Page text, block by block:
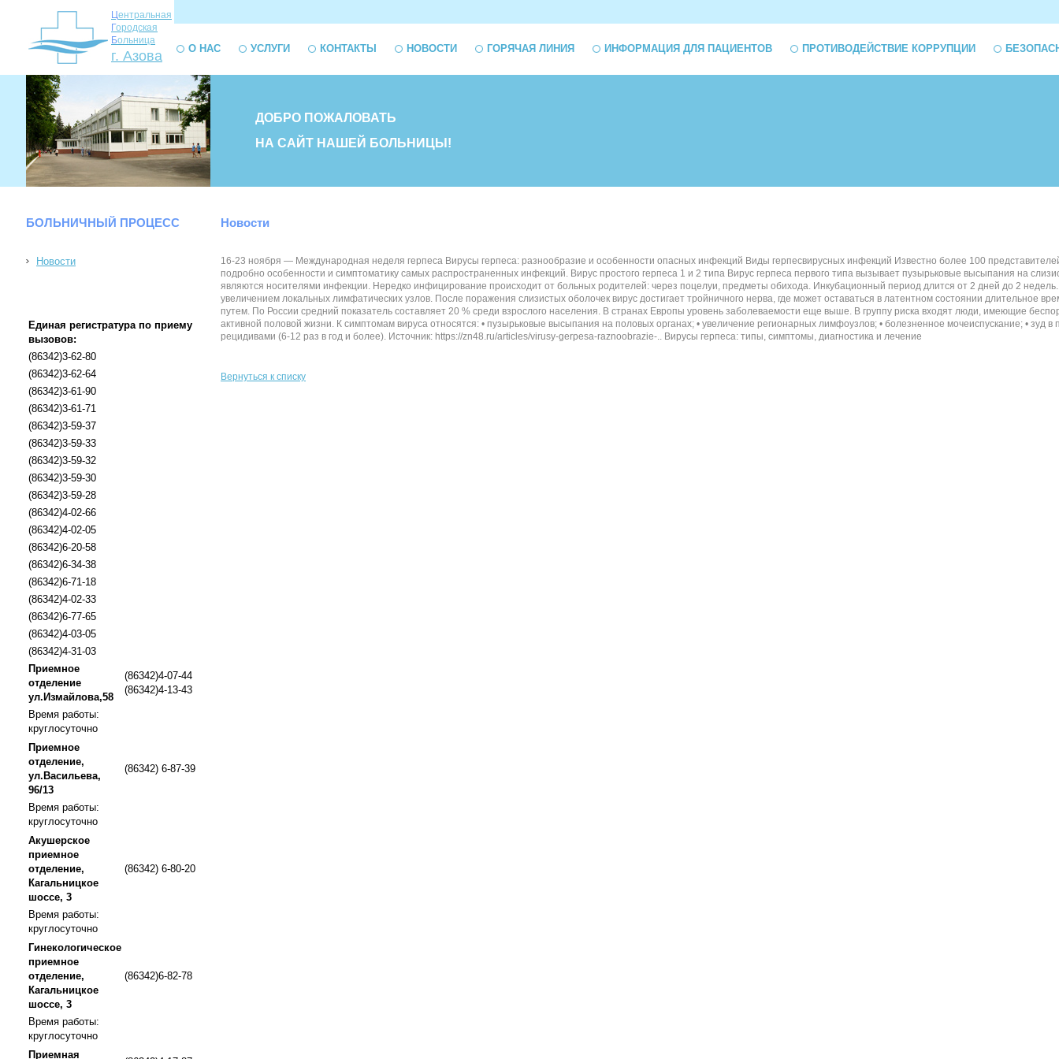
Центральная
Городская
Больница
г. Азова О НАС УСЛУГИ КОНТАКТЫ НОВОСТИ ГОРЯЧАЯ ЛИНИЯ ИНФОРМАЦИЯ ДЛЯ ПАЦИЕНТОВ ПРОТИВОДЕЙСТВИЕ КОРРУПЦИИ
ДОБРО ПОЖАЛОВАТЬ
НА САЙТ НАШЕЙ БОЛЬНИЦЫ!
БОЛЬНИЧНЫЙ ПРОЦЕСС
Новости
Единая регистратура по приему
вызовов:
(86342)3-62-80
(86342)3-62-64
(86342)3-61-90
(86342)3-61-71
(86342)3-59-37
(86342)3-59-33
(86342)3-59-32
(86342)3-59-30
(86342)3-59-28
(86342)4-02-66
(86342)4-02-05
(86342)6-20-58
(86342)6-34-38
(86342)6-71-18
(86342)4-02-33
(86342)6-77-65
(86342)4-03-05
(86342)4-31-03
Приемное
отделение
ул.Измайлова,58
(86342)4-07-44
(86342)4-13-43
Время работы:
круглосуточно
Приемное
отделение,
ул.Васильева,
96/13
(86342) 6-87-39
Время работы:
круглосуточно
Акушерское
приемное
отделение,
Кагальницкое
шоссе, 3
(86342) 6-80-20
Время работы:
круглосуточно
Гинекологическое
приемное
отделение,
Кагальницкое
шоссе, 3
(86342)6-82-78
Время работы:
круглосуточно
Приемная
Новости
16-23 ноября — Международная неделя герпеса Вирусы герпеса: разнообразие и особенности опасных инфекций Виды герпесвирусных инфекций Известно более 100
подробно особенности и симптоматику самых распространенных инфекций. Вирус простого герпеса 1 и 2 типа Вирус герпеса первого типа вызывает пузырьковые высыпания на
являются носителями инфекции. Нередко инфицирование происходит от больных родителей: через поцелуи, предметы обихода. Инкубационный период длится от 2 дней до 2
увеличением локальных лимфатических узлов. После поражения слизистых оболочек вирус достигает тройничного нерва, где может оставаться в латентном состоянии длительное
путем. По России средний показатель составляет 20 % среди взрослого населения. В странах Европы уровень заболеваемости еще выше. В группу риска входят люди, имеющие
активной половой жизни. К симптомам вируса относятся: • пузырьковые высыпания на половых органах; • увеличение регионарных лимфоузлов; • болезненное мочеиспускание; •
рецидивами (6-12 раз в год и более). Источник: https://zn48.ru/articles/virusy-gerpesa-raznoobrazie-.. Вирусы герпеса: типы, симптомы, диагностика и лечение
Вернуться к списку